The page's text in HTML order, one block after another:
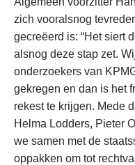
zich vooralsnog
gecreëerd is: “Het siert
alsnog deze stap zet.
onderzoekers van
gekregen en dan is het
rekest te krijgen. Mede
Helma Lodders, Pieter
we samen met de
oppakken om tot